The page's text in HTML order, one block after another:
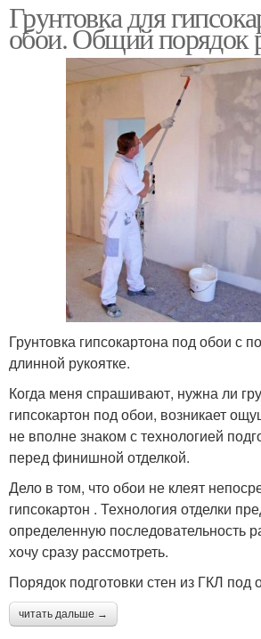
Грунтовка для
обои. Общий порядок
Грунтовка гипсокартона под обои с
длинной рукоятке.
Когда меня спрашивают, нужна ли
гипсокартон под обои, возникает
не вполне знаком с технологией
перед финишной отделкой.
Дело в том, что обои не клеят
гипсокартон . Технология отделки
определенную последовательность
хочу сразу рассмотреть.
Порядок подготовки стен из ГКЛ под
читать дальше →